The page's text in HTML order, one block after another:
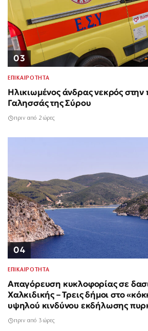
03
ΕΠΙΚΑΙΡΟΤΗΤΑ
Ηλικιωμένος άνδρας νεκρός στην
Γαλησσάς της Σύρου
πριν από 2 ώρες
04
ΕΠΙΚΑΙΡΟΤΗΤΑ
Απαγόρευση κυκλοφορίας σε
Χαλκιδικής – Τρεις δήμοι στο
υψηλού κινδύνου εκδήλωσης
πριν από 3 ώρες